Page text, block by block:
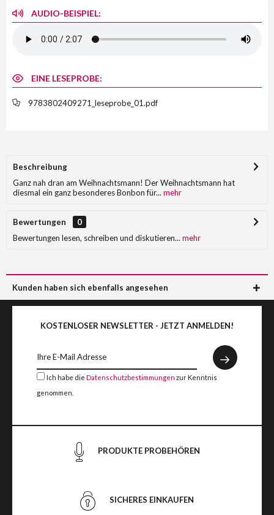
AUDIO-BEISPIEL:
EINE LESEPROBE:
9783802409271_leseprobe_01.pdf
Beschreibung
Ganz nah dran am Weihnachtsmann! Der Weihnachtsmann hat
diesmal ein ganz besonderes Bonbon für... mehr
Bewertungen
0
Bewertungen lesen, schreiben und diskutieren... mehr
Kunden haben sich ebenfalls angesehen
KOSTENLOSER NEWSLETTER - JETZT ANMELDEN!
Ich habe die Datenschutzbestimmungen zur Kenntnis
genommen.
PRODUKTE PROBEHÖREN
SICHERES EINKAUFEN